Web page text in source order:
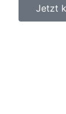
Jetzt